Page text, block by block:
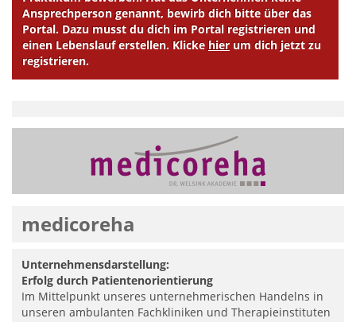
Ansprechperson genannt, bewirb dich bitte über das
Portal. Dazu musst du dich im Portal registrieren und
einen Lebenslauf erstellen. Klicke hier um dich jetzt zu
registrieren.
medicoreha
Unternehmensdarstellung:
Erfolg durch Patientenorientierung
Im Mittelpunkt unseres unternehmerischen Handelns in
unseren ambulanten Fachkliniken und Therapieinstituten